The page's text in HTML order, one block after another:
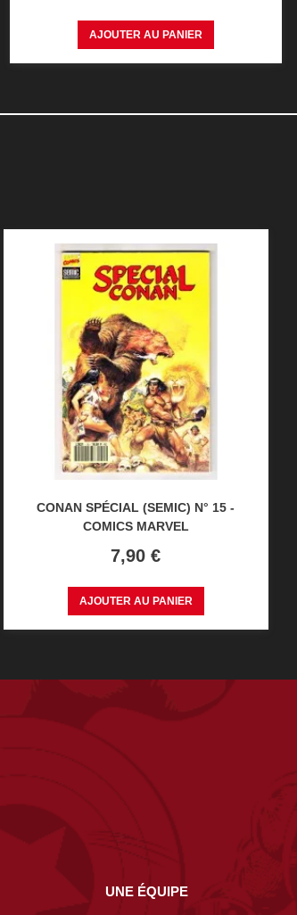
AJOUTER AU PANIER
CONAN SPÉCIAL (SEMIC) N° 15 -
COMICS MARVEL
Prix
7,90 €
AJOUTER AU PANIER
UNE ÉQUIPE